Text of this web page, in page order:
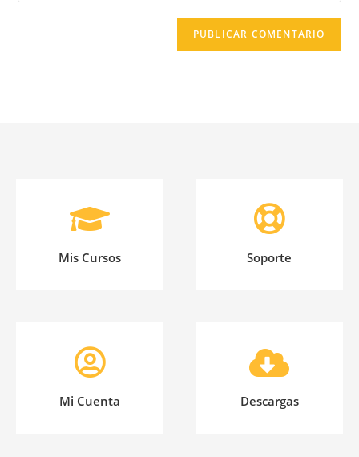
Mis Cursos Soporte
Mi Cuenta Descargas